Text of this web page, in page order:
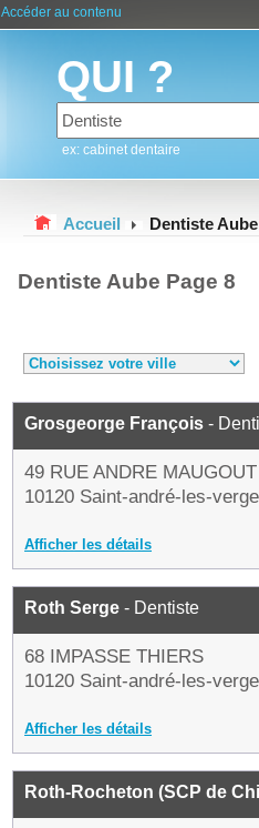
Accéder au contenu
QUI ?
ex: cabinet dentaire
Accueil Dentiste Aube
Dentiste Aube Page 8
Grosgeorge François -
49 RUE ANDRE MAUGOUT
10120 Saint-andré-les-
Afficher les détails
Roth Serge - Dentiste
68 IMPASSE THIERS
10120 Saint-andré-les-
Afficher les détails
Roth-Rocheton (SCP de